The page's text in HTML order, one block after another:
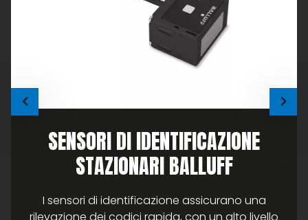
SENSORI DI IDENTIFICAZIONE
STAZIONARI BALLUFF
I sensori di identificazione assicurano una